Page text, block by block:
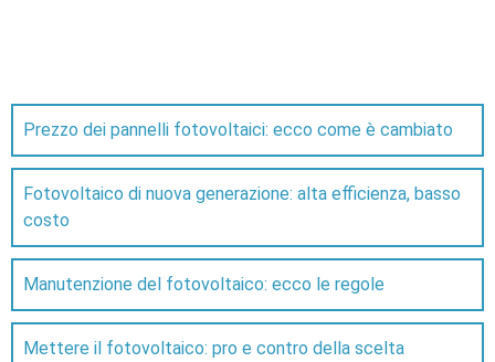
Prezzo dei pannelli fotovoltaici: ecco come è cambiato
Fotovoltaico di nuova generazione: alta efficienza, basso
costo
Manutenzione del fotovoltaico: ecco le regole
Mettere il fotovoltaico: pro e contro della scelta